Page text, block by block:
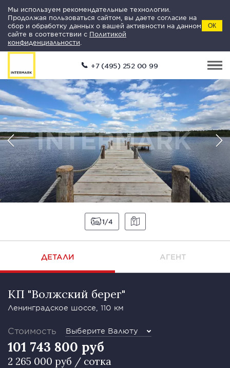
Мы используем рекомендательные технологии.
Продолжая пользоваться сайтом, вы даете согласие на
сбор и обработку данных о вашей активности на данном
сайте в соответствии с Политикой
конфиденциальности
ОК
+7 (495) 252 00 99
1 4
ДЕТАЛИ АГЕНТ
КП "Волжский берег"
Ленинградское шоссе, 110 км
Стоимость Выберите Валюту
101 743 800 руб
2 265 000 руб / сотка